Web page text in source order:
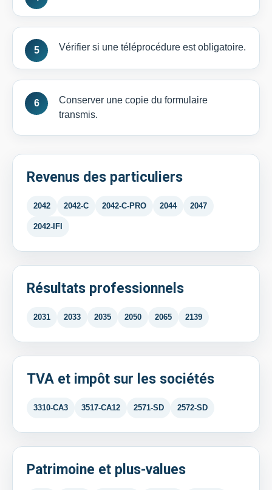
Vérifier si une téléprocédure est obligatoire.
Conserver une copie du formulaire
transmis.
Revenus des particuliers
2042 2042-C 2042-C-PRO 2044 2047
2042-IFI
Résultats professionnels
2031 2033 2035 2050 2065 2139
TVA et impôt sur les sociétés
3310-CA3 3517-CA12 2571-SD 2572-SD
Patrimoine et plus-values